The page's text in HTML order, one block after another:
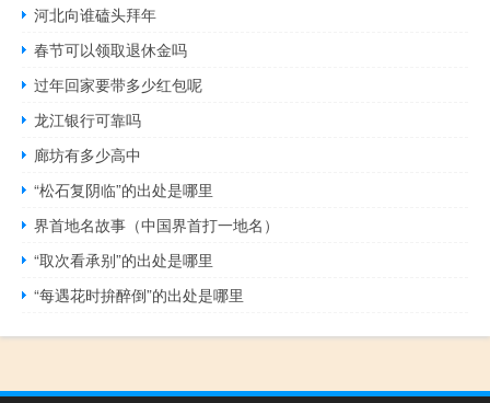
河北向谁磕头拜年
春节可以领取退休金吗
过年回家要带多少红包呢
龙江银行可靠吗
廊坊有多少高中
“松石复阴临”的出处是哪里
界首地名故事（中国界首打一地名）
“取次看承别”的出处是哪里
“每遇花时拚醉倒”的出处是哪里